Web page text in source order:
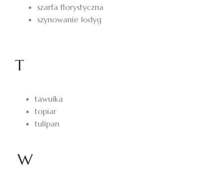
szarfa florystyczna
szynowanie łodyg
T
tawułka
topiar
tulipan
W